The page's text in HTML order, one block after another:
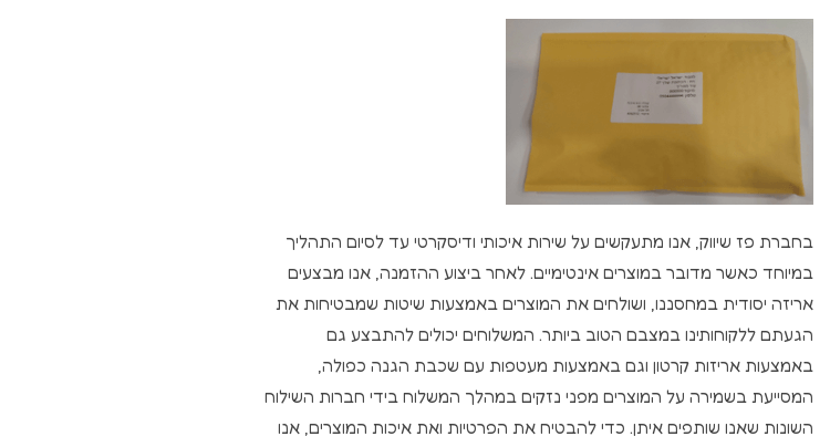
בחברת פז שיווק, אנו מתעקשים על שירות איכותי ודיסקרטי עד לסיום התהליך
במיוחד כאשר מדובר במוצרים אינטימיים. לאחר ביצוע ההזמנה, אנו מבצעים
אריזה יסודית במחסננו, ושולחים את המוצרים באמצעות שיטות שמבטיחות את
הגעתם ללקוחותינו במצבם הטוב ביותר. המשלוחים יכולים להתבצע גם
באמצעות אריזות קרטון וגם באמצעות מעטפות עם שכבת הגנה כפולה,
המסייעת בשמירה על המוצרים מפני נזקים במהלך המשלוח בידי חברות השילוח
השונות שאנו שותפים איתן. כדי להבטיח את הפרטיות ואת איכות המוצרים, אנו